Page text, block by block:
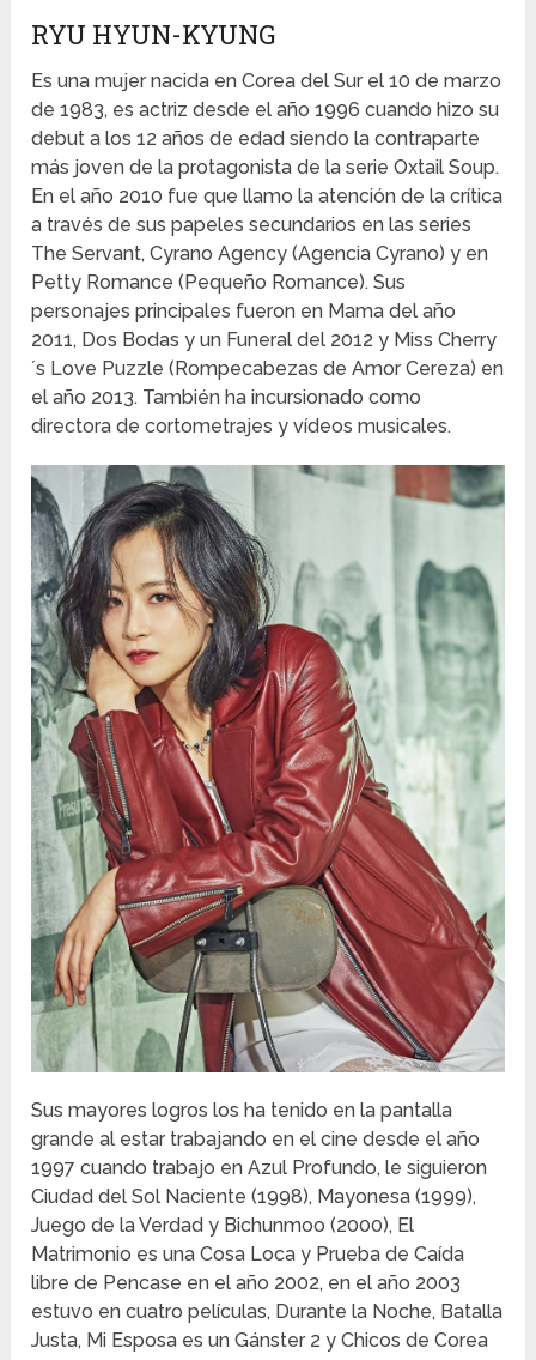
RYU HYUN-KYUNG
Es una mujer nacida en Corea del Sur el 10 de marzo
de 1983, es actriz desde el año 1996 cuando hizo su
debut a los 12 años de edad siendo la contraparte
más joven de la protagonista de la serie Oxtail Soup.
En el año 2010 fue que llamo la atención de la crítica
a través de sus papeles secundarios en las series
The Servant, Cyrano Agency (Agencia Cyrano) y en
Petty Romance (Pequeño Romance). Sus
personajes principales fueron en Mama del año
2011, Dos Bodas y un Funeral del 2012 y Miss Cherry
´s Love Puzzle (Rompecabezas de Amor Cereza) en
el año 2013. También ha incursionado como
directora de cortometrajes y vídeos musicales.
Sus mayores logros los ha tenido en la pantalla
grande al estar trabajando en el cine desde el año
1997 cuando trabajo en Azul Profundo, le siguieron
Ciudad del Sol Naciente (1998), Mayonesa (1999),
Juego de la Verdad y Bichunmoo (2000), El
Matrimonio es una Cosa Loca y Prueba de Caída
libre de Pencase en el año 2002, en el año 2003
estuvo en cuatro películas, Durante la Noche, Batalla
Justa, Mi Esposa es un Gánster 2 y Chicos de Corea